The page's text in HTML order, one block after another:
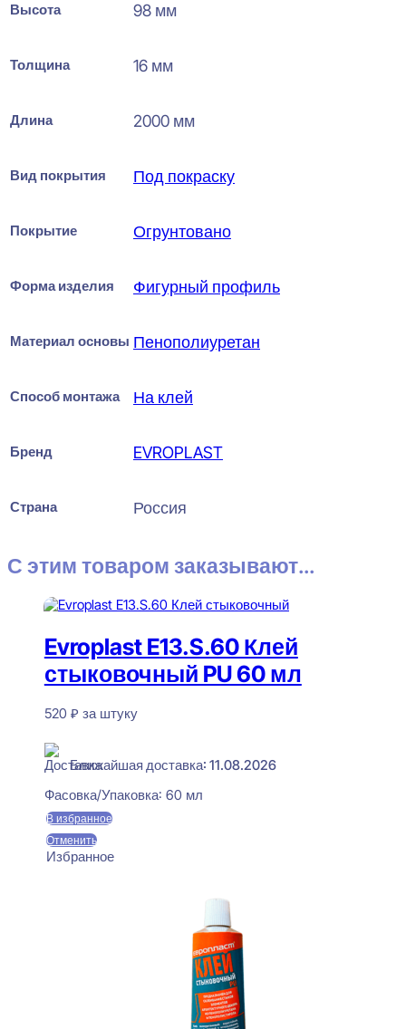
Высота 98 мм
Толщина 16 мм
Длина 2000 мм
Вид покрытия Под покраску
Покрытие Огрунтовано
Форма изделия Фигурный профиль
Материал основы Пенополиуретан
Способ монтажа На клей
Бренд EVROPLAST
Страна Россия
С этим товаром заказывают...
Evroplast E13.S.60 Клей
стыковочный PU 60 мл
520 ₽ за штуку
Ближайшая доставка: 11.08.2026
Фасовка/Упаковка: 60 мл
В избранное
Отменить
Избранное